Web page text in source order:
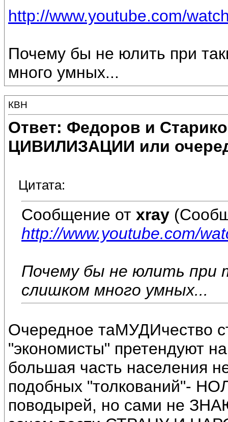
http://www.youtube.com/
Почему бы не юлить при
много умных...
КВН
Ответ: Федоров и
ЦИВИЛИЗАЦИИ или
Цитата:
Сообщение от xray
http://www.youtube.com/
Почему бы не юлить при
слишком много умных...
Очередное таМУДИчество
"экономисты" претендуют
большая часть населения
подобных "толкований"-
поводырей, но сами не